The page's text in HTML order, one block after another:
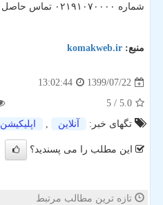
شماره ۰۲۱۹۱۰۷۰۰۰۰ تماس حاصل فرمایید.
منبع: komakweb.ir
1399/07/22
13:02:44
5.0
/ 5
تگهای خبر:
آنلاین , اپلیكیشن
این مطلب را می پسندید؟
تازه ترین مطالب مرتبط